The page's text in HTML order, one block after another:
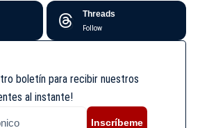
Threads
Follow
boletín para recibir nuestros
al instante!
Inscríbeme